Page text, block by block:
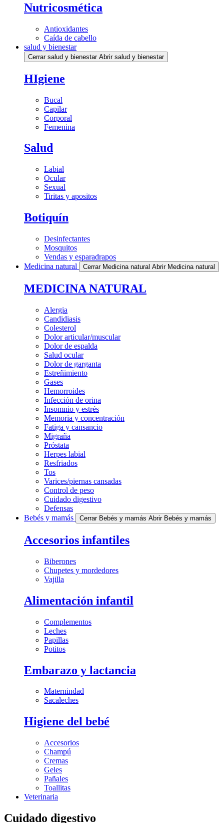
Nutricosmética
Antioxidantes
Caída de cabello
salud y bienestar
Cerrar salud y bienestar Abrir salud y bienestar
HIgiene
Bucal
Capilar
Corporal
Femenina
Salud
Labial
Ocular
Sexual
Tiritas y apositos
Botiquín
Desinfectantes
Mosquitos
Vendas y esparadrapos
Medicina natural
Cerrar Medicina natural Abrir Medicina natural
MEDICINA NATURAL
Alergia
Candidiasis
Colesterol
Dolor articular/muscular
Dolor de espalda
Salud ocular
Dolor de garganta
Estreñimiento
Gases
Hemorroides
Infección de orina
Insomnio y estrés
Memoria y concentración
Fatiga y cansancio
Migraña
Próstata
Herpes labial
Resfriados
Tos
Varices/piernas cansadas
Control de peso
Cuidado digestivo
Defensas
Bebés y mamás
Cerrar Bebés y mamás Abrir Bebés y mamás
Accesorios infantiles
Biberones
Chupetes y mordedores
Vajilla
Alimentación infantil
Complementos
Leches
Papillas
Potitos
Embarazo y lactancia
Maternindad
Sacaleches
Higiene del bebé
Accesorios
Champú
Cremas
Geles
Pañales
Toallitas
Veterinaria
Cuidado digestivo